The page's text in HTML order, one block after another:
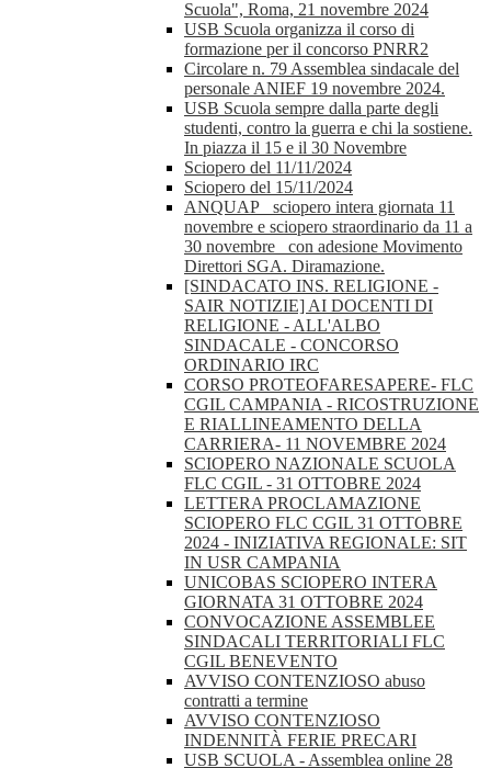
Scuola", Roma, 21 novembre 2024
USB Scuola organizza il corso di
formazione per il concorso PNRR2
Circolare n. 79 Assemblea sindacale del
personale ANIEF 19 novembre 2024.
USB Scuola sempre dalla parte degli
studenti, contro la guerra e chi la sostiene.
In piazza il 15 e il 30 Novembre
Sciopero del 11/11/2024
Sciopero del 15/11/2024
ANQUAP_ sciopero intera giornata 11
novembre e sciopero straordinario da 11 a
30 novembre_ con adesione Movimento
Direttori SGA. Diramazione.
[SINDACATO INS. RELIGIONE -
SAIR NOTIZIE] AI DOCENTI DI
RELIGIONE - ALL'ALBO
SINDACALE - CONCORSO
ORDINARIO IRC
CORSO PROTEOFARESAPERE- FLC
CGIL CAMPANIA - RICOSTRUZIONE
E RIALLINEAMENTO DELLA
CARRIERA- 11 NOVEMBRE 2024
SCIOPERO NAZIONALE SCUOLA
FLC CGIL - 31 OTTOBRE 2024
LETTERA PROCLAMAZIONE
SCIOPERO FLC CGIL 31 OTTOBRE
2024 - INIZIATIVA REGIONALE: SIT
IN USR CAMPANIA
UNICOBAS SCIOPERO INTERA
GIORNATA 31 OTTOBRE 2024
CONVOCAZIONE ASSEMBLEE
SINDACALI TERRITORIALI FLC
CGIL BENEVENTO
AVVISO CONTENZIOSO abuso
contratti a termine
AVVISO CONTENZIOSO
INDENNITÀ FERIE PRECARI
USB SCUOLA - Assemblea online 28